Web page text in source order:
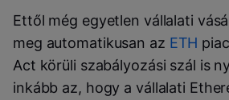
Ettől még egyetlen vállalati
meg automatikusan az ETH
Act körüli szabályozási szál is
inkább az, hogy a vállalati